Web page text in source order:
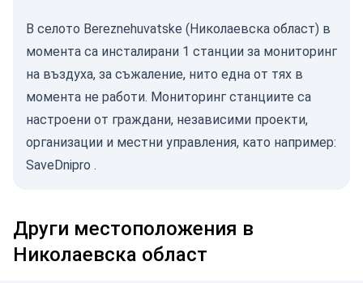
В селото Bereznehuvatske (Николаевска област) в
момента са инсталирани 1 станции за мониторинг
на въздуха, за съжаление, нито една от тях в
момента не работи. Мониторинг станциите са
настроени от граждани, независими проекти,
организации и местни управления, като например:
SaveDnipro .
Други местоположения в
Николаевска област